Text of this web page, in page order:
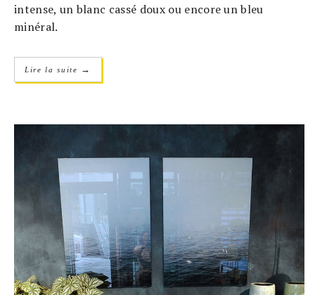
intense, un blanc cassé doux ou encore un bleu
minéral.
Lire la suite →